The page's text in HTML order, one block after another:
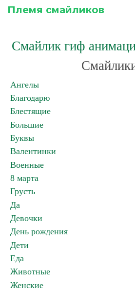
Племя смайликов
Смайлик гиф
Ангелы
Благодарю
Блестящие
Большие
Буквы
Валентинки
Военные
8 марта
Грусть
Да
Девочки
День рождения
Дети
Еда
Животные
Женские